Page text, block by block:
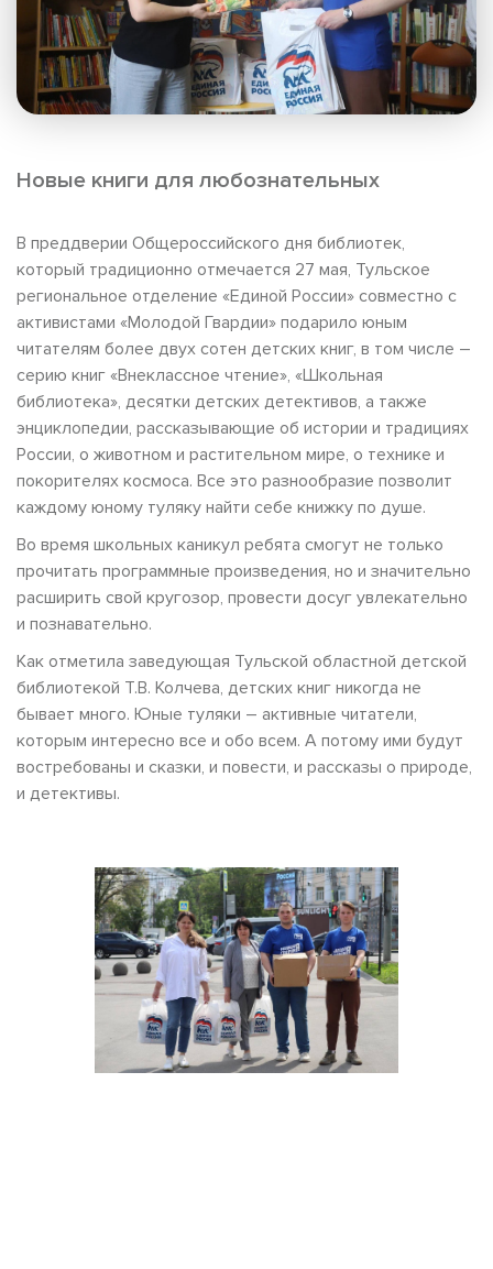
Новые книги для любознательных
В преддверии Общероссийского дня библиотек,
который традиционно отмечается 27 мая, Тульское
региональное отделение «Единой России» совместно с
активистами «Молодой Гвардии» подарило юным
читателям более двух сотен детских книг, в том числе –
серию книг «Внеклассное чтение», «Школьная
библиотека», десятки детских детективов, а также
энциклопедии, рассказывающие об истории и традициях
России, о животном и растительном мире, о технике и
покорителях космоса. Все это разнообразие позволит
каждому юному туляку найти себе книжку по душе.
Во время школьных каникул ребята смогут не только
прочитать программные произведения, но и значительно
расширить свой кругозор, провести досуг увлекательно
и познавательно.
Как отметила заведующая Тульской областной детской
библиотекой Т.В. Колчева, детских книг никогда не
бывает много. Юные туляки – активные читатели,
которым интересно все и обо всем. А потому ими будут
востребованы и сказки, и повести, и рассказы о природе,
и детективы.